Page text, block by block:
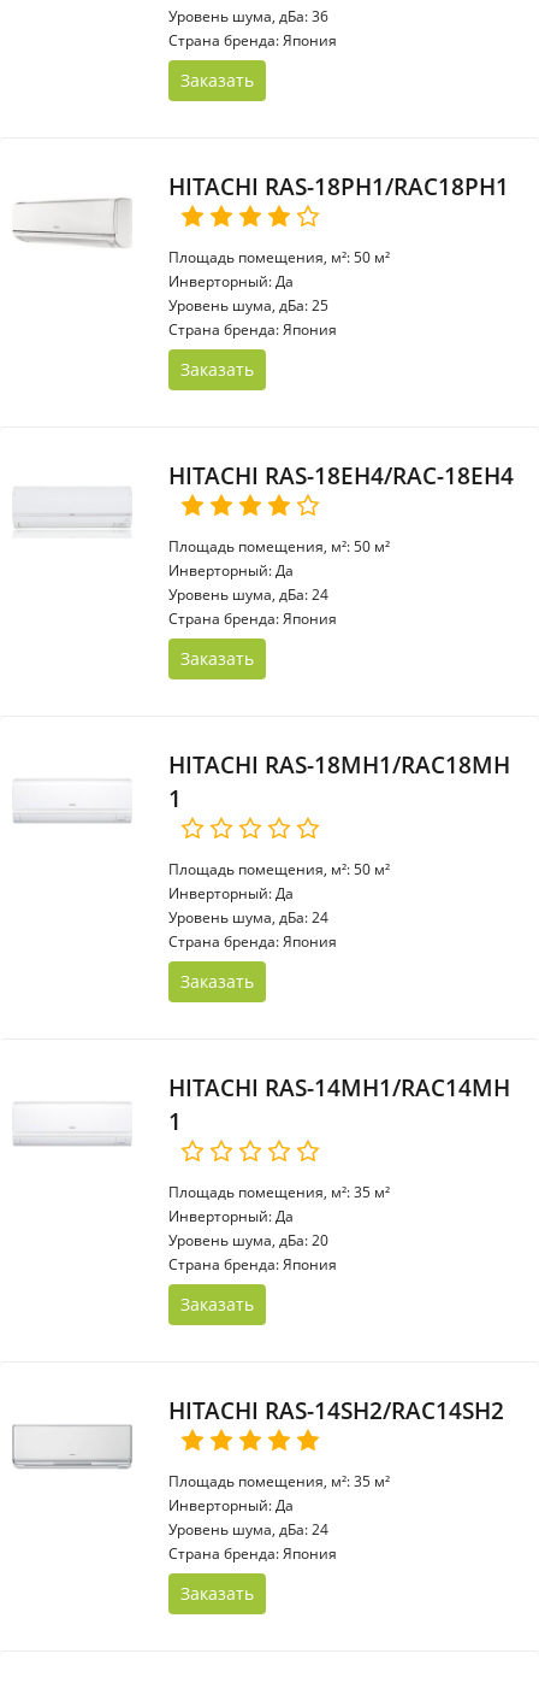
Уровень шума, дБа: 36
Страна бренда: Япония
Заказать
HITACHI RAS-18PH1/RAC18PH1
Площадь помещения, м²: 50 м²
Инверторный: Да
Уровень шума, дБа: 25
Страна бренда: Япония
Заказать
HITACHI RAS-18EH4/RAC-18EH4
Площадь помещения, м²: 50 м²
Инверторный: Да
Уровень шума, дБа: 24
Страна бренда: Япония
Заказать
HITACHI RAS-18MH1/RAC18MH
1
Площадь помещения, м²: 50 м²
Инверторный: Да
Уровень шума, дБа: 24
Страна бренда: Япония
Заказать
HITACHI RAS-14MH1/RAC14MH
1
Площадь помещения, м²: 35 м²
Инверторный: Да
Уровень шума, дБа: 20
Страна бренда: Япония
Заказать
HITACHI RAS-14SH2/RAC14SH2
Площадь помещения, м²: 35 м²
Инверторный: Да
Уровень шума, дБа: 24
Страна бренда: Япония
Заказать